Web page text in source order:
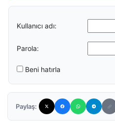
Kullanıcı adı:
Parola:
Beni hatırla
Paylaş: